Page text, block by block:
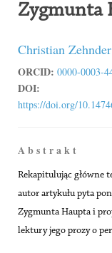
Zygmunta
Christian Zehnder
ORCID: 0000-0003-
DOI:
https://doi.org/
A b s t r a k t
Rekapitulując główne
autor artykułu pyta
Zygmunta Haupta i
lektury jego prozy o